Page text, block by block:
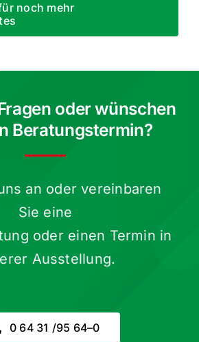
noch mehr
oder wünschen
Beratungstermin?
an oder verein­baren
Sie eine
oder einen Termin in
Ausstellung.
0 64 31 /​95 64–0